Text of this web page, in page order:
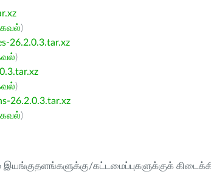
)
26.2.0.3.tar.xz
)
)
26.2.0.3.tar.xz
)
இயங்குதளங்களுக்கு/கட்டமைப்புகளுக்குக்